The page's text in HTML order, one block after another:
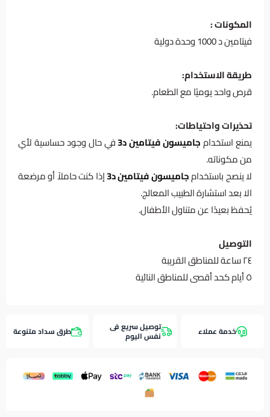
المكونات :
فيتامين د 1000 وحدة دولية
طريقة الاستخدام:
قرص واحد يوميًا مع الطعام.
تحذيرات واحتياطات:
يمنع استخدامجاميسون فيتامين د3 في حال وجود حساسية لأي
من مكوناته.
لا ينصح باستخدامجاميسون فيتامين د3 إذا كنت حاملاً أو مرضعة
الا بعد استشارة الطبيب المعالج.
يُحفظ بعيدًا عن متناول الأطفال.
التوصيل
٢٤ ساعة للمناطق القريبة
٥ أيام كحد أقصى للمناطق النائية
خدمة عملاء توصيل سريع فى
نفس اليوم طرق سداد متنوعة